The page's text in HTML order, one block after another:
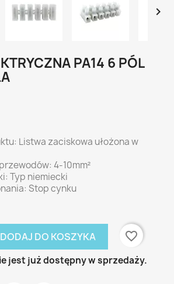

PA14 6 PÓL
Listwa zaciskowa ułożona w
4-10mm²
Typ niemiecki
Stop cynku
DODAJ DO KOSZYKA
favorite_border
jest już dostępny w sprzedaży.